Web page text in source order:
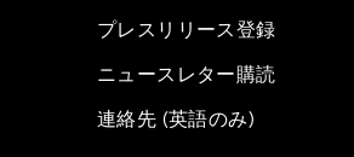
プレスリリース登録
ニュースレター購読
連絡先 (英語のみ)